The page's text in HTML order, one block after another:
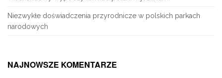
Niezwykłe doświadczenia przyrodnicze w polskich parkach
narodowych
NAJNOWSZE KOMENTARZE